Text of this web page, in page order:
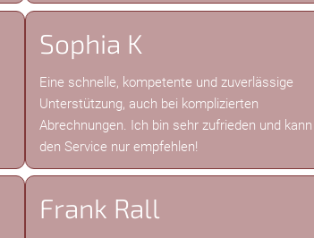
Sophia K
Eine schnelle, kompetente und zuverlässige
Unterstützung, auch bei komplizierten
Abrechnungen. Ich bin sehr zufrieden und kann
den Service nur empfehlen!
Frank Rall